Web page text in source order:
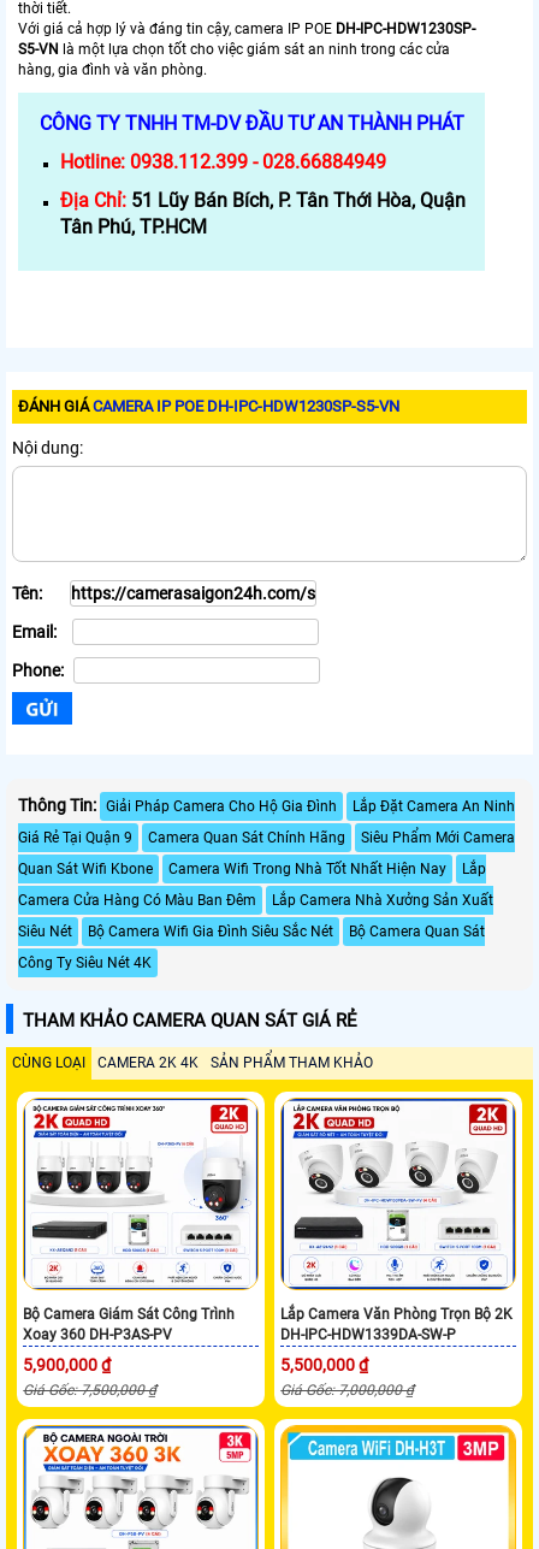
thời tiết.
Với giá cả hợp lý và đáng tin cậy, camera IP POE DH-IPC-HDW1230SP-
S5-VN là một lựa chọn tốt cho việc giám sát an ninh trong các cửa
hàng, gia đình và văn phòng.
CÔNG TY TNHH TM-DV ĐẦU TƯ AN THÀNH PHÁT
Hotline: 0938.112.399 - 028.66884949
Địa Chỉ: 51 Lũy Bán Bích, P. Tân Thới Hòa, Quận
Tân Phú, TP.HCM
ĐÁNH GIÁCAMERA IP POE DH-IPC-HDW1230SP-S5-VN
Nội dung:
Tên:
Email:
Phone:
Thông Tin: Giải Pháp Camera Cho Hộ Gia Đình
Lắp Đặt Camera An Ninh
Giá Rẻ Tại Quận 9
Camera Quan Sát Chính Hãng
Siêu Phẩm Mới Camera
Quan Sát Wifi Kbone
Camera Wifi Trong Nhà Tốt Nhất Hiện Nay
Lắp
Camera Cửa Hàng Có Màu Ban Đêm
Lắp Camera Nhà Xưởng Sản Xuất
Siêu Nét
Bộ Camera Wifi Gia Đình Siêu Sắc Nét
Bộ Camera Quan Sát
Công Ty Siêu Nét 4K
THAM KHẢO CAMERA QUAN SÁT GIÁ RẺ
CÙNG LOẠI CAMERA 2K 4K SẢN PHẨM THAM KHẢO
Bộ Camera Giám Sát Công Trình
Xoay 360 DH-P3AS-PV
5,900,000 ₫
Giá Gốc: 7,500,000 ₫
Lắp Camera Văn Phòng Trọn Bộ 2K
DH-IPC-HDW1339DA-SW-P
5,500,000 ₫
Giá Gốc: 7,000,000 ₫